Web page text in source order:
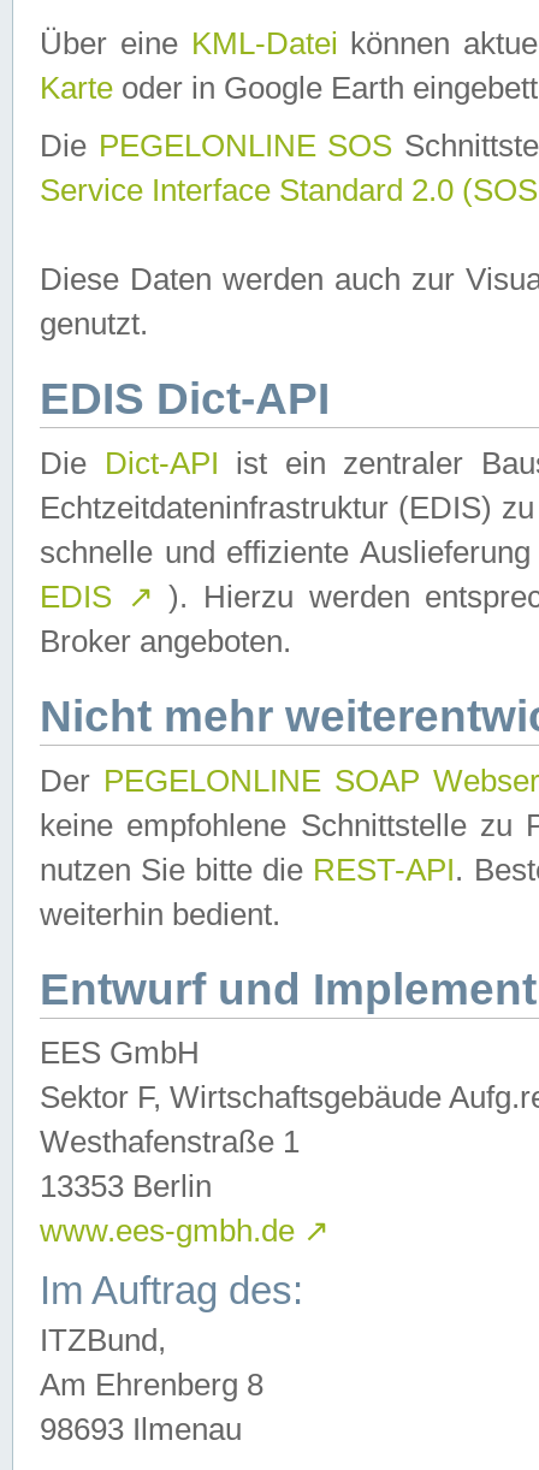
Über eine KML-Datei können
Karte oder in Google Earth
Die PEGELONLINE SOS
Service Interface Standard 2.0
Diese Daten werden auch zur
genutzt.
EDIS Dict-API
Die Dict-API ist ein zentraler
Echtzeitdateninfrastruktur (EDIS)
schnelle und effiziente
EDIS ↗ ). Hierzu werden
Broker angeboten.
Nicht mehr
Der PEGELONLINE SOAP
keine empfohlene Schnittstelle zu
nutzen Sie bitte die REST-API.
weiterhin bedient.
Entwurf und
EES GmbH
Sektor F, Wirtschaftsgebäude
Westhafenstraße 1
13353 Berlin
www.ees-gmbh.de ↗
Im Auftrag des:
ITZBund,
Am Ehrenberg 8
98693 Ilmenau